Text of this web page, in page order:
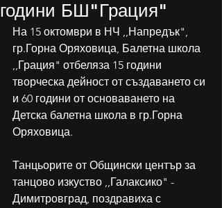
години БШ"Грация"
На 15 октомври в НЧ ,,Напредък",
гр.Горна Оряховица, Балетна школа
,,Грация" отбеляза 15 години
творческа дейност от създаването си
и 60 години от основаването на
Детска балетна школа в гр.Горна
Оряховица.
Танцьорите от Общински център за
танцово изкуство ,,Галаксико" -
Димитровград, поздравиха с